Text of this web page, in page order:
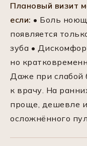
Плановый визит
если: • Боль
появляется
зуба •
но
Даже при слабой
к врачу. На
проще, дешевле и
осложнённого